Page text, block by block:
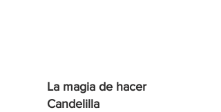
La magia de hacer
Candelilla